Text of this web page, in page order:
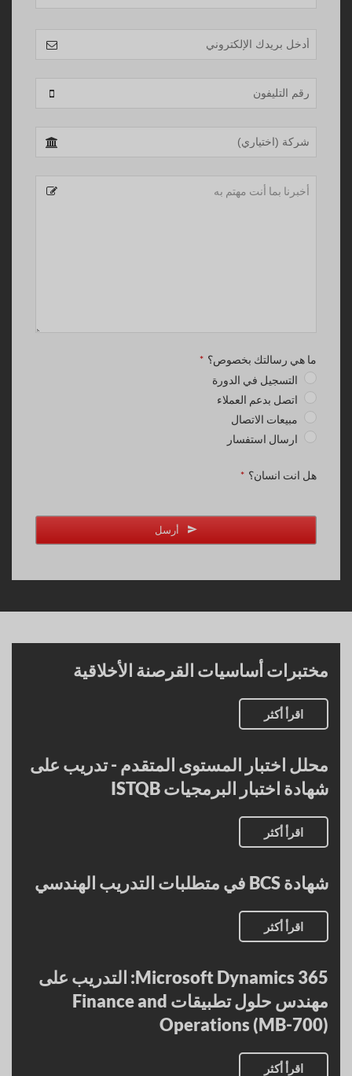
Company
Name
ما هي رسالتك بخصوص؟ *
التسجيل في الدورة
اتصل بدعم العملاء
مبيعات الاتصال
ارسال استفسار
هل انت انسان؟ *
أرسل
مختبرات أساسيات القرصنة الأخلاقية
اقرأ أكثر
محلل اختبار المستوى المتقدم - تدريب على
شهادة اختبار البرمجيات ISTQB
اقرأ أكثر
شهادة BCS في متطلبات التدريب الهندسي
اقرأ أكثر
Microsoft Dynamics 365: التدريب على
مهندس حلول تطبيقات Finance and
Operations (MB-700)
اقرأ أكثر